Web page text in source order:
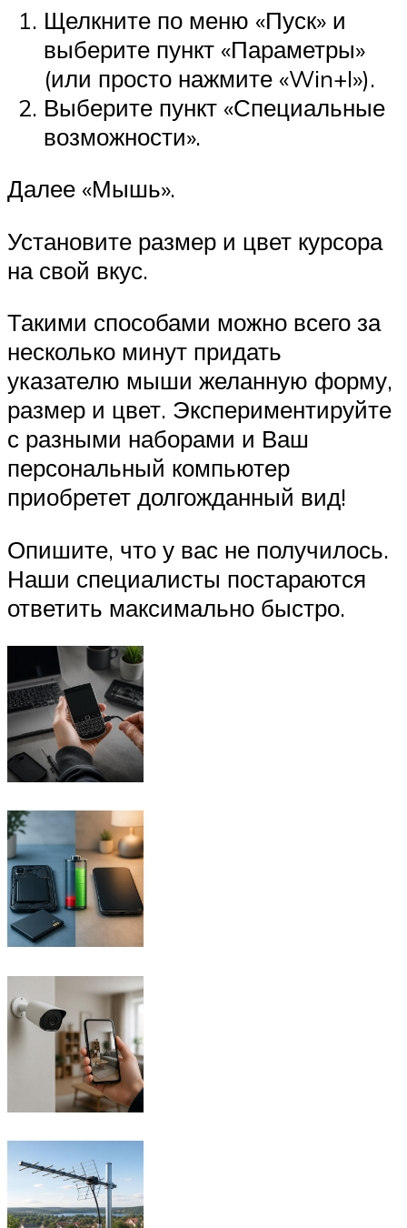
Щелкните по меню «Пуск» и
выберите пункт «Параметры»
(или просто нажмите «Win+I»).
Выберите пункт «Специальные
возможности».
Далее «Мышь».
Установите размер и цвет курсора
на свой вкус.
Такими способами можно всего за
несколько минут придать
указателю мыши желанную форму,
размер и цвет. Экспериментируйте
с разными наборами и Ваш
персональный компьютер
приобретет долгожданный вид!
Опишите, что у вас не получилось.
Наши специалисты постараются
ответить максимально быстро.